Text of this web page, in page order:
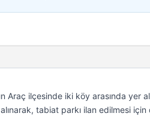
Araç ilçesinde iki köy arasında yer
tabiat parkı ilan edilmesi için